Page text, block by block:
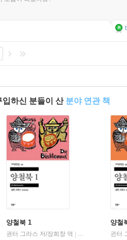
입하신 분들이 산 분야 연관 책
양철북 1
권터 그라스 저/장희창 역 |
양철
귄터